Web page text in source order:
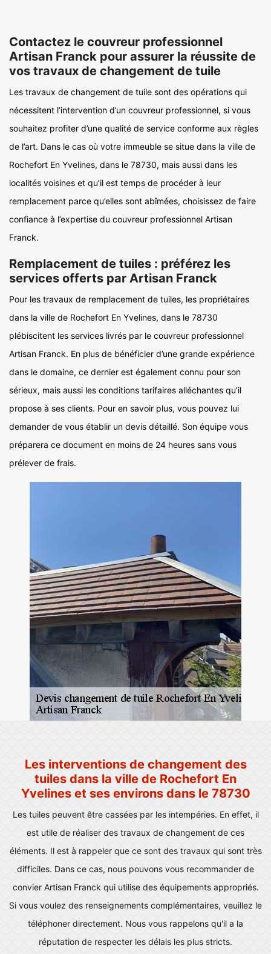
Contactez le couvreur professionnel
Artisan Franck pour assurer la réussite de
vos travaux de changement de tuile
Les travaux de changement de tuile sont des opérations qui
nécessitent l’intervention d’un couvreur professionnel, si vous
souhaitez profiter d’une qualité de service conforme aux règles
de l’art. Dans le cas où votre immeuble se situe dans la ville de
Rochefort En Yvelines, dans le 78730, mais aussi dans les
localités voisines et qu’il est temps de procéder à leur
remplacement parce qu’elles sont abîmées, choisissez de faire
confiance à l’expertise du couvreur professionnel Artisan
Franck.
Remplacement de tuiles : préférez les
services offerts par Artisan Franck
Pour les travaux de remplacement de tuiles, les propriétaires
dans la ville de Rochefort En Yvelines, dans le 78730
plébiscitent les services livrés par le couvreur professionnel
Artisan Franck. En plus de bénéficier d’une grande expérience
dans le domaine, ce dernier est également connu pour son
sérieux, mais aussi les conditions tarifaires alléchantes qu’il
propose à ses clients. Pour en savoir plus, vous pouvez lui
demander de vous établir un devis détaillé. Son équipe vous
préparera ce document en moins de 24 heures sans vous
prélever de frais.
Les interventions de changement des
tuiles dans la ville de Rochefort En
Yvelines et ses environs dans le 78730
Les tuiles peuvent être cassées par les intempéries. En effet, il
est utile de réaliser des travaux de changement de ces
éléments. Il est à rappeler que ce sont des travaux qui sont très
difficiles. Dans ce cas, nous pouvons vous recommander de
convier Artisan Franck qui utilise des équipements appropriés.
Si vous voulez des renseignements complémentaires, veuillez le
téléphoner directement. Nous vous rappelons qu'il a la
réputation de respecter les délais les plus stricts.